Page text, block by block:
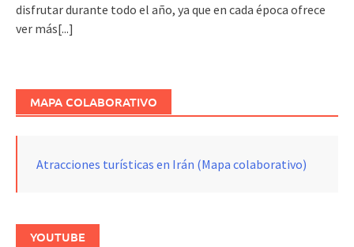
disfrutar durante todo el año, ya que en cada época ofrece
ver más[...]
MAPA COLABORATIVO
Atracciones turísticas en Irán (Mapa colaborativo)
YOUTUBE